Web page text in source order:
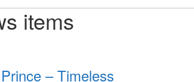
items
– Timeless